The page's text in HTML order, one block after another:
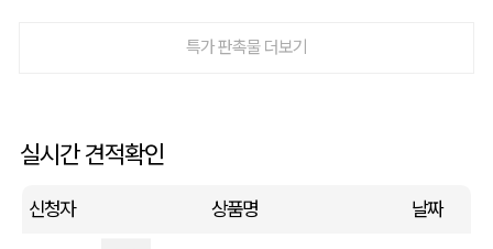
특가 판촉물 더보기
실시간 견적확인
신청자 상품명 날짜
백OO 뉴백색고체형광펜 (국산)
강OO 08-10